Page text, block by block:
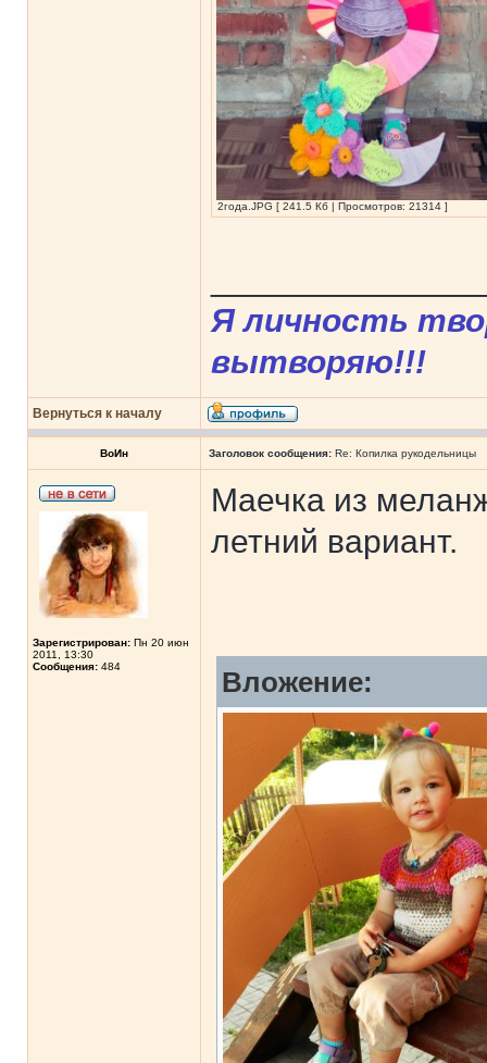
2года.JPG [ 241.5 Кб | Просмотров: 21314 ]
Я личность
вытворяю!!!
Вернуться к началу
ВоИн Заголовок сообщения: Re: Копилка рукодельницы
Зарегистрирован: Пн 20 июн
2011, 13:30
Сообщения: 484
Маечка из
летний вариант.
Вложение: